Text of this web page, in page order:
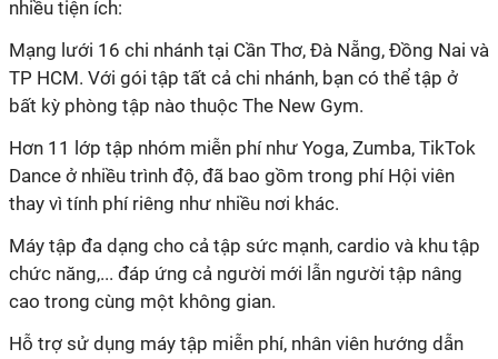
TP HCM. Với gói tập tất cả chi nhánh, bạn có thể tập ở
Dance ở nhiều trình độ, đã bao gồm trong phí Hội viên
chức năng,... đáp ứng cả người mới lẫn người tập nâng